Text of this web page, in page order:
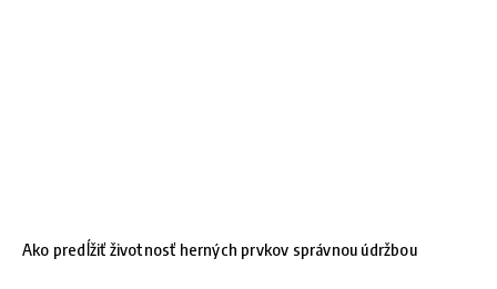
Ako predĺžiť životnosť herných prvkov správnou údržbou